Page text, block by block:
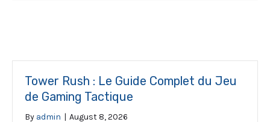
Tower Rush : Le Guide Complet du Jeu
de Gaming Tactique
By admin | August 8, 2026